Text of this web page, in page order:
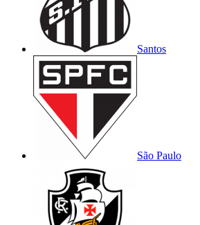
Santos
São Paulo